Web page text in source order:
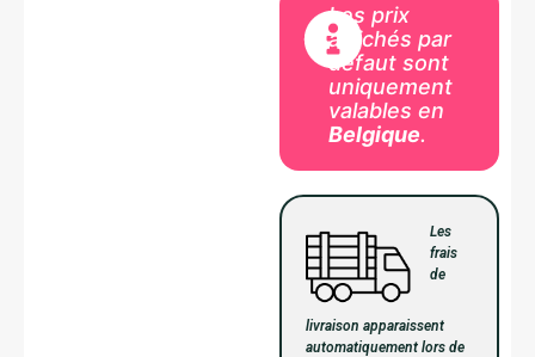
Les prix
affichés par
défaut sont
uniquement
valables en
Belgique.
Les
frais
de
livraison apparaissent
automatiquement lors de